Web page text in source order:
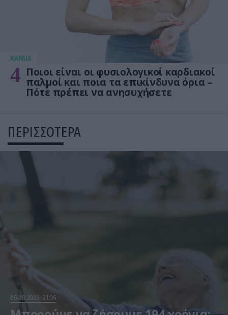
KΑΡΔΙΑ
4 Ποιοι είναι οι φυσιολογικοί καρδιακοί
παλμοί και ποια τα επικίνδυνα όρια –
Πότε πρέπει να ανησυχήσετε
ΠΕΡΙΣΣΟΤΕΡΑ
06.08.2026 21:06